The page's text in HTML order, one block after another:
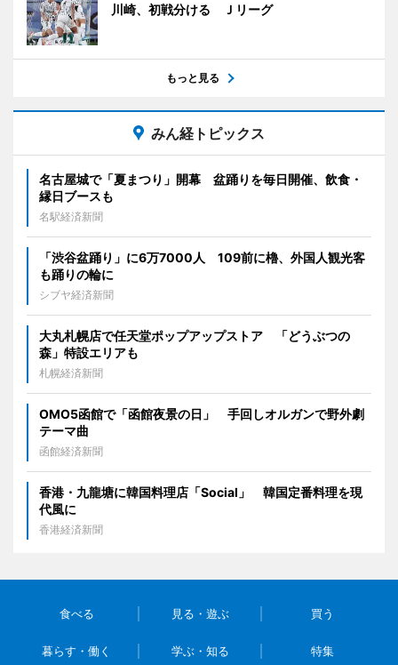
川崎、初戦分ける Ｊリーグ
もっと見る
みん経トピックス
名古屋城で「夏まつり」開幕 盆踊りを毎日開催、飲食・
縁日ブースも
名駅経済新聞
「渋谷盆踊り」に6万7000人 109前に櫓、外国人観光客
も踊りの輪に
シブヤ経済新聞
大丸札幌店で任天堂ポップアップストア 「どうぶつの
森」特設エリアも
札幌経済新聞
OMO5函館で「函館夜景の日」 手回しオルガンで野外劇
テーマ曲
函館経済新聞
香港・九龍塘に韓国料理店「Social」 韓国定番料理を現
代風に
香港経済新聞
食べる 見る・遊ぶ 買う
暮らす・働く 学ぶ・知る 特集